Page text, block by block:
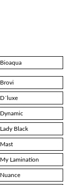
Bioaqua
Brovi
D´luxe
Dynamic
Lady Black
Mast
My Lamination
Nuance